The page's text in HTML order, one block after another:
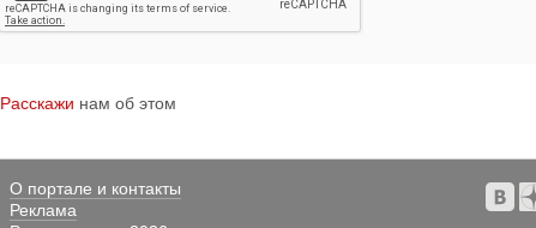
Расскажи нам об этом
О портале и контакты
Реклама